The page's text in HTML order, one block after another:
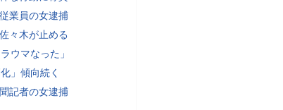
業員の女逮捕
々木が止める
ウマなった」
」傾向続く
記者の女逮捕